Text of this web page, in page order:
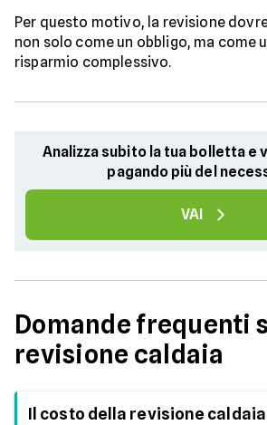
Per questo motivo, la revisione
non solo come un obbligo, ma come
risparmio complessivo.
Analizza subito la tua bolletta e
pagando più del
VAI
Domande frequenti
revisione caldaia
Il costo della revisione caldaia